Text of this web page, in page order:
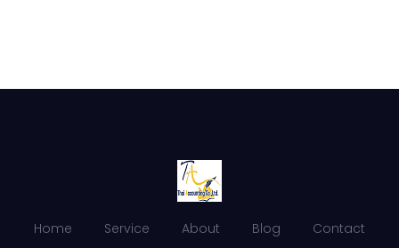
Home Service About Blog Contact